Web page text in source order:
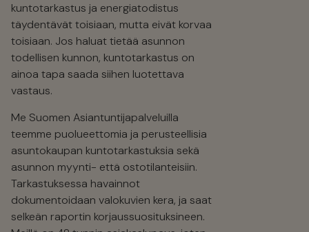
kuntotarkastus ja energiatodistus
täydentävät toisiaan, mutta eivät korvaa
toisiaan. Jos haluat tietää asunnon
todellisen kunnon, kuntotarkastus on
ainoa tapa saada siihen luotettava
vastaus.
Me Suomen Asiantuntijapalveluilla
teemme puolueettomia ja perusteellisia
asuntokaupan kuntotarkastuksia sekä
asunnon myynti- että ostotilanteisiin.
Tarkastuksessa havainnot
dokumentoidaan valokuvien kera, ja saat
selkeän raportin korjaussuosituksineen.